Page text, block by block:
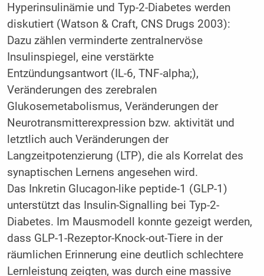
Hyperinsulinämie und Typ-2-Diabetes werden
diskutiert (Watson & Craft, CNS Drugs 2003):
Dazu zählen verminderte zentralnervöse
Insulinspiegel, eine verstärkte
Entzündungsantwort (IL-6, TNF-alpha;),
Veränderungen des zerebralen
Glukosemetabolismus, Veränderungen der
Neurotransmitterexpression bzw. aktivität und
letztlich auch Veränderungen der
Langzeitpotenzierung (LTP), die als Korrelat des
synaptischen Lernens angesehen wird.
Das Inkretin Glucagon-like peptide-1 (GLP-1)
unterstützt das Insulin-Signalling bei Typ-2-
Diabetes. Im Mausmodell konnte gezeigt werden,
dass GLP-1-Rezeptor-Knock-out-Tiere in der
räumlichen Erinnerung eine deutlich schlechtere
Lernleistung zeigten, was durch eine massive